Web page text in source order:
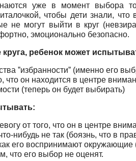
уже в момент выбора
чтобы дети знали,
не могут выйти в круг
эмоционально безопасно.
круга, ребенок может
ˮизбранностиˮ (именно его
что он находится в центре
(теперь он будет выбирать)
от того, что он в центре
нибудь не так (боязнь, что в
его воспринимают окружающие
что его выбор не оценят.